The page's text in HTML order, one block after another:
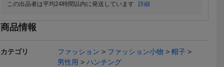
送料無料 送料無料
この出品者は平均24時間以内に発送しています
詳細
商品情報
カテゴリ ファッション ファッション小物
帽子
男性用
ハンチング